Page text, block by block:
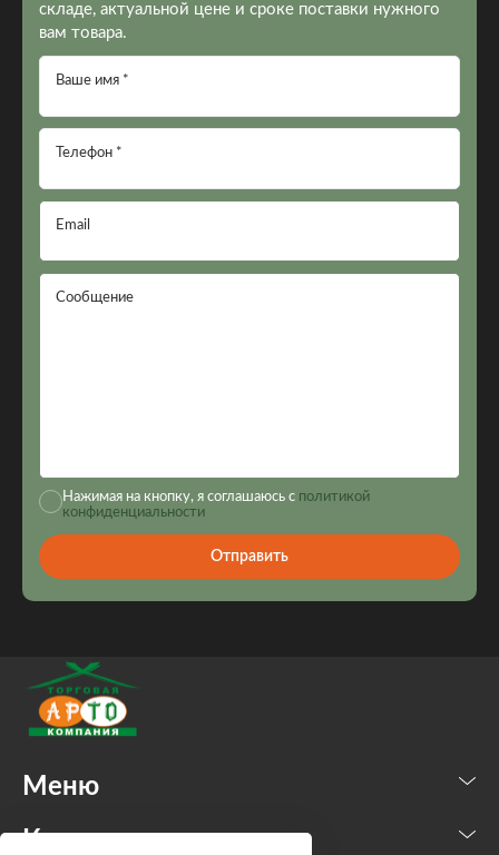
складе, актуальной цене и сроке поставки нужного
вам товара.
Ваше имя *
Телефон *
Email
Сообщение
Нажимая на кнопку, я соглашаюсь с политикой
конфиденциальности
Отправить
Меню
Каталог